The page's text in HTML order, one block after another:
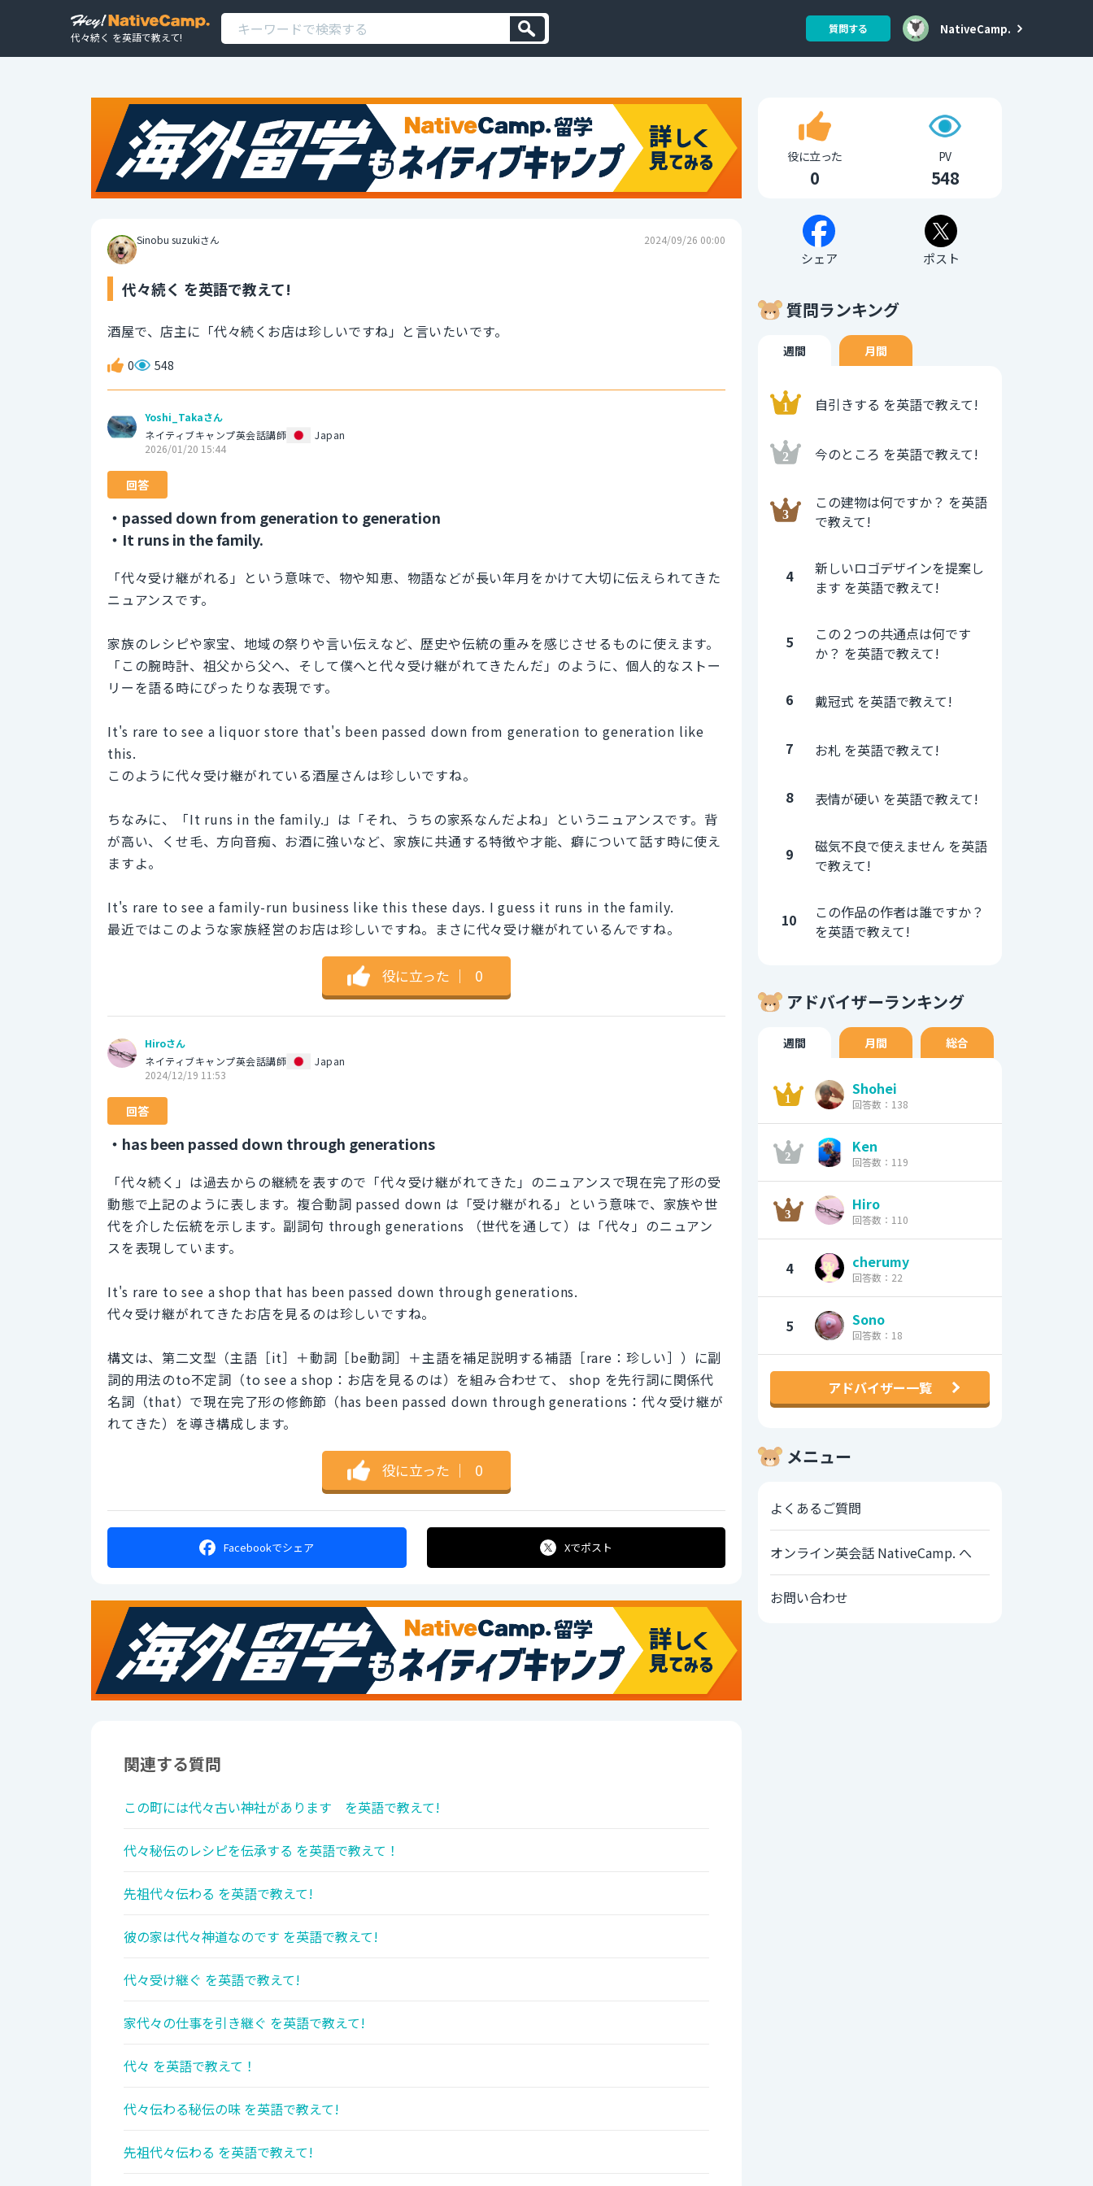
代々続く を英語で教えて!
質問する NativeCamp.
Sinobu suzukiさん 2024/09/26 00:00
代々続く を英語で教えて!
酒屋で、店主に「代々続くお店は珍しいですね」と言いたいです。
0 548
Yoshi_Takaさん
ネイティブキャンプ英会話講師
Japan
2026/01/20 15:44
回答
・passed down from generation to generation
・It runs in the family.
「代々受け継がれる」という意味で、物や知恵、物語などが長い年月をかけて大切に伝えられてきた
ニュアンスです。
家族のレシピや家宝、地域の祭りや言い伝えなど、歴史や伝統の重みを感じさせるものに使えます。
「この腕時計、祖父から父へ、そして僕へと代々受け継がれてきたんだ」のように、個人的なストー
リーを語る時にぴったりな表現です。
It's rare to see a liquor store that's been passed down from generation to generation like
this.
このように代々受け継がれている酒屋さんは珍しいですね。
ちなみに、「It runs in the family.」は「それ、うちの家系なんだよね」というニュアンスです。背
が高い、くせ毛、方向音痴、お酒に強いなど、家族に共通する特徴や才能、癖について話す時に使え
ますよ。
It's rare to see a family-run business like this these days. I guess it runs in the family.
最近ではこのような家族経営のお店は珍しいですね。まさに代々受け継がれているんですね。
役に立った ｜ 0
Hiroさん
ネイティブキャンプ英会話講師
Japan
2024/12/19 11:53
回答
・has been passed down through generations
「代々続く」は過去からの継続を表すので「代々受け継がれてきた」のニュアンスで現在完了形の受
動態で上記のように表します。複合動詞 passed down は「受け継がれる」という意味で、家族や世
代を介した伝統を示します。副詞句 through generations （世代を通して）は「代々」のニュアン
スを表現しています。
It's rare to see a shop that has been passed down through generations.
代々受け継がれてきたお店を見るのは珍しいですね。
構文は、第二文型（主語［it］＋動詞［be動詞］＋主語を補足説明する補語［rare：珍しい］）に副
詞的用法のto不定詞（to see a shop：お店を見るのは）を組み合わせて、 shop を先行詞に関係代
名詞（that）で現在完了形の修飾節（has been passed down through generations：代々受け継が
れてきた）を導き構成します。
役に立った ｜ 0
Facebookでシェア Xでポスト
関連する質問
この町には代々古い神社があります を英語で教えて!
代々秘伝のレシピを伝承する を英語で教えて！
先祖代々伝わる を英語で教えて!
彼の家は代々神道なのです を英語で教えて!
代々受け継ぐ を英語で教えて!
家代々の仕事を引き継ぐ を英語で教えて!
代々 を英語で教えて！
代々伝わる秘伝の味 を英語で教えて!
先祖代々伝わる を英語で教えて!
役に立った
0
PV
548
シェア ポスト
質問ランキング
週間 月間
自引きする を英語で教えて!
今のところ を英語で教えて!
この建物は何ですか？ を英語
で教えて!
4
新しいロゴデザインを提案し
ます を英語で教えて!
5
この２つの共通点は何です
か？ を英語で教えて!
6 戴冠式 を英語で教えて!
7 お札 を英語で教えて!
8 表情が硬い を英語で教えて!
9
磁気不良で使えません を英語
で教えて!
10
この作品の作者は誰ですか？
を英語で教えて!
アドバイザーランキング
週間 月間 総合
Shohei
回答数：138
Ken
回答数：119
Hiro
回答数：110
4 cherumy
回答数：22
5 Sono
回答数：18
アドバイザー一覧
メニュー
よくあるご質問
オンライン英会話 NativeCamp. へ
お問い合わせ